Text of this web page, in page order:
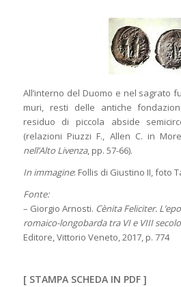
All’interno del Duomo e nel sagrato
muri, resti delle antiche
residuo di piccola abside
(relazioni Piuzzi F., Allen C. in
nell’Alto Livenza, pp. 57-66).
In immagine: Follis di Giustino II, foto
Fonte:
– Giorgio Arnosti. Cènita Feliciter.
romaico-longobarda tra VI e VIII
Editore, Vittorio Veneto, 2017, p. 774
[ STAMPA SCHEDA IN PDF]